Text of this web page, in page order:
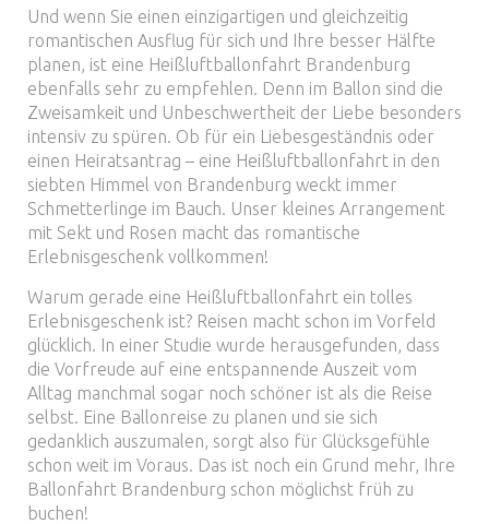
Und wenn Sie einen einzigartigen und gleichzeitig
romantischen Ausflug für sich und Ihre besser Hälfte
planen, ist eine Heißluftballonfahrt Brandenburg
ebenfalls sehr zu empfehlen. Denn im Ballon sind die
Zweisamkeit und Unbeschwertheit der Liebe besonders
intensiv zu spüren. Ob für ein Liebesgeständnis oder
einen Heiratsantrag – eine Heißluftballonfahrt in den
siebten Himmel von Brandenburg weckt immer
Schmetterlinge im Bauch. Unser kleines Arrangement
mit Sekt und Rosen macht das romantische
Erlebnisgeschenk vollkommen!
Warum gerade eine Heißluftballonfahrt ein tolles
Erlebnisgeschenk ist? Reisen macht schon im Vorfeld
glücklich. In einer Studie wurde herausgefunden, dass
die Vorfreude auf eine entspannende Auszeit vom
Alltag manchmal sogar noch schöner ist als die Reise
selbst. Eine Ballonreise zu planen und sie sich
gedanklich auszumalen, sorgt also für Glücksgefühle
schon weit im Voraus. Das ist noch ein Grund mehr, Ihre
Ballonfahrt Brandenburg schon möglichst früh zu
buchen!